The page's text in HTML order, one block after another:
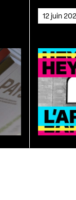
12 juin